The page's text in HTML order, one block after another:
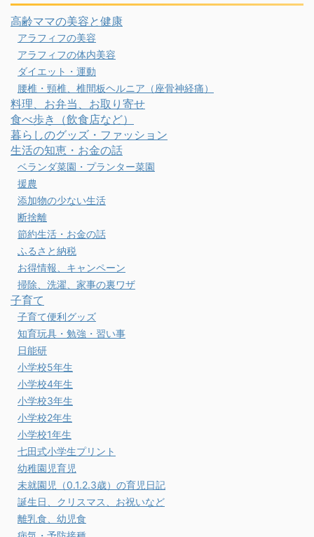
高齢ママの美容と健康
アラフィフの美容
アラフィフの体内美容
ダイエット・運動
腰椎・頸椎、椎間板ヘルニア（座骨神経痛）
料理、お弁当、お取り寄せ
食べ歩き（飲食店など）
暮らしのグッズ・ファッション
生活の知恵・お金の話
ベランダ菜園・プランター菜園
援農
添加物の少ない生活
断捨離
節約生活・お金の話
ふるさと納税
お得情報、キャンペーン
掃除、洗濯、家事の裏ワザ
子育て
子育て便利グッズ
知育玩具・勉強・習い事
日能研
小学校5年生
小学校4年生
小学校3年生
小学校2年生
小学校1年生
七田式小学生プリント
幼稚園児育児
未就園児（0.1.2.3歳）の育児日記
誕生日、クリスマス、お祝いなど
離乳食、幼児食